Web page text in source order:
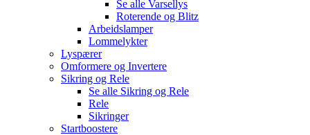
Se alle Varsellys
Roterende og Blitz
Arbeidslamper
Lommelykter
Lyspærer
Omformere og Invertere
Sikring og Rele
Se alle Sikring og Rele
Rele
Sikringer
Startboostere